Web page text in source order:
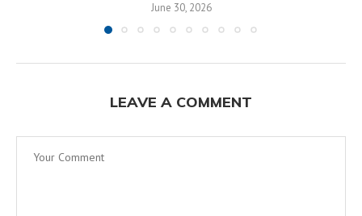
June 30, 2026
LEAVE A COMMENT